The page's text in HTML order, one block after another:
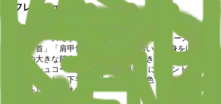
リフレッシュコース
お客様それぞれのお疲れ箇所を重点的にほぐす、当ブランド
おすすめコースです。 【肩くび リフレッシュコース】
「肩」「首」「肩甲骨」にポイントをおいて全身をほぐし、
上半身の大きな筋肉をストレッチしていきます。 【脚こし
リフレッシュコース】 「腰」「肩甲骨」にポイントをおい
て全身をほぐし、下半身の大きな筋肉へ色々な角度からアプ
ローチをしていきます。